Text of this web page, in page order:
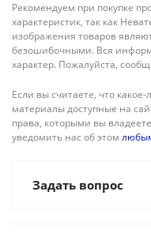
Рекомендуем при покупке
характеристик, так как
изображения товаров
безошибочными. Вся
характер. Пожалуйста,
Если вы считаете, что
материалы доступные на
права, которыми вы
уведомить нас об этом
Задать вопрос